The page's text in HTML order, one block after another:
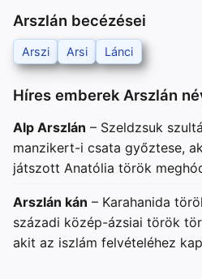
Arszlán becézései
Arszi Arsi Lánci
Híres emberek Arszlán
Alp Arszlán – Szeldzsuk
manzikert-i csata győztese,
játszott Anatólia török
Arszlán kán – Karahanida
századi közép-ázsiai török
akit az iszlám felvételéhez